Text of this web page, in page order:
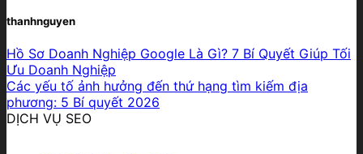
thanhnguyen
Hồ Sơ Doanh Nghiệp Google Là Gì? 7 Bí Quyết Giúp Tối
Ưu Doanh Nghiệp
Các yếu tố ảnh hưởng đến thứ hạng tìm kiếm địa
phương: 5 Bí quyết 2026
DỊCH VỤ SEO